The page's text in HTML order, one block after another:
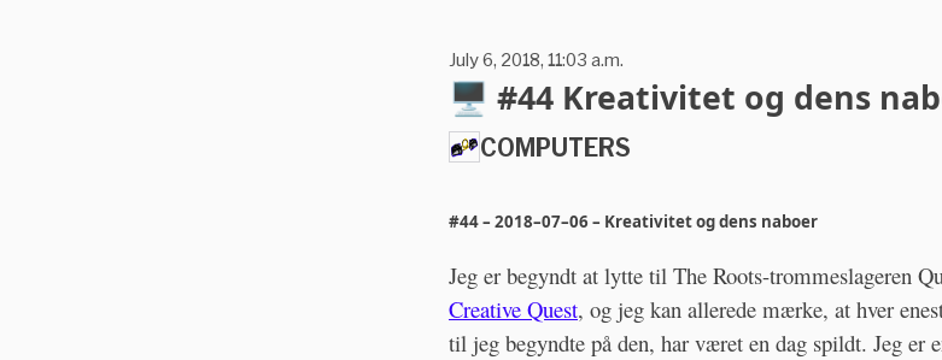
July 6, 2018, 11:03 a.m.
🖥 #44 Kreativitet og dens
COMPUTERS
#44 – 2018–07–06 – Kreativitet og dens naboer
Jeg er begyndt at lytte til The Roots-trommeslageren
Creative Quest, og jeg kan allerede mærke, at hver
til jeg begyndte på den, har været en dag spildt. Jeg er